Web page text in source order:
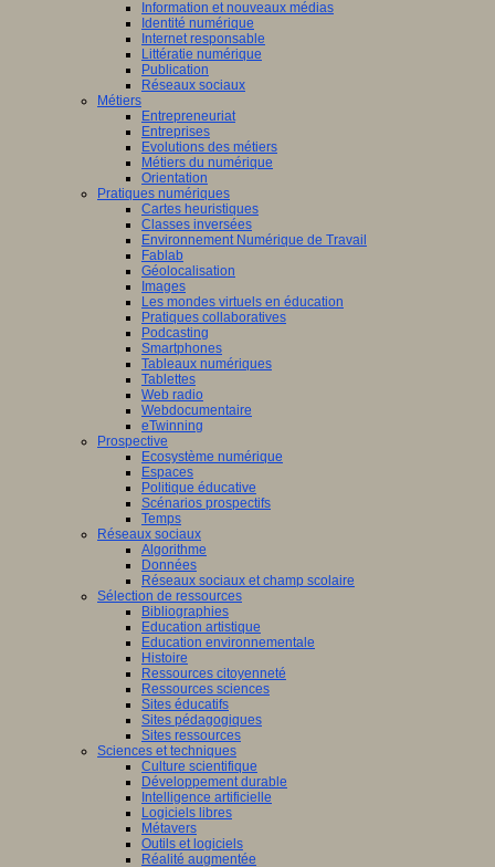
Information et nouveaux médias
Identité numérique
Internet responsable
Littératie numérique
Publication
Réseaux sociaux
Métiers
Entrepreneuriat
Entreprises
Evolutions des métiers
Métiers du numérique
Orientation
Pratiques numériques
Cartes heuristiques
Classes inversées
Environnement Numérique de Travail
Fablab
Géolocalisation
Images
Les mondes virtuels en éducation
Pratiques collaboratives
Podcasting
Smartphones
Tableaux numériques
Tablettes
Web radio
Webdocumentaire
eTwinning
Prospective
Ecosystème numérique
Espaces
Politique éducative
Scénarios prospectifs
Temps
Réseaux sociaux
Algorithme
Données
Réseaux sociaux et champ scolaire
Sélection de ressources
Bibliographies
Education artistique
Education environnementale
Histoire
Ressources citoyenneté
Ressources sciences
Sites éducatifs
Sites pédagogiques
Sites ressources
Sciences et techniques
Culture scientifique
Développement durable
Intelligence artificielle
Logiciels libres
Métavers
Outils et logiciels
Réalité augmentée